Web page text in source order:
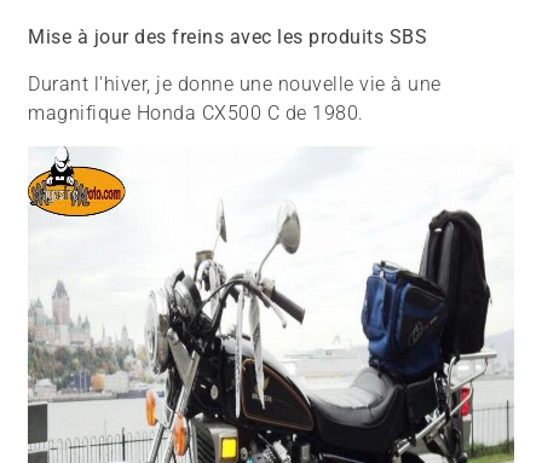
Mise à jour des freins avec les produits SBS
Durant l'hiver, je donne une nouvelle vie à une
magnifique Honda CX500 C de 1980.